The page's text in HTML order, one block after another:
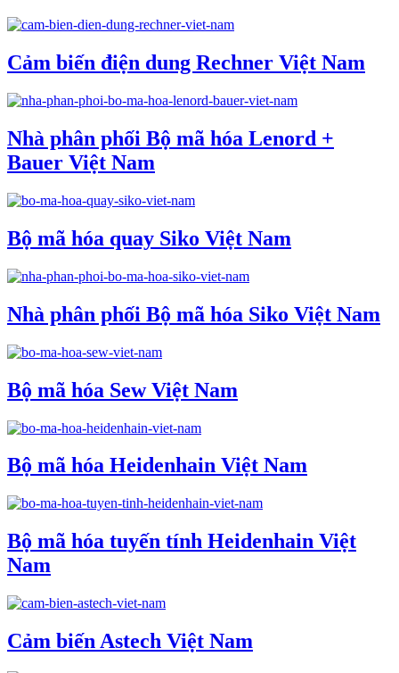
Cảm biến điện dung Rechner Việt Nam
Nhà phân phối Bộ mã hóa Lenord +
Bauer Việt Nam
Bộ mã hóa quay Siko Việt Nam
Nhà phân phối Bộ mã hóa Siko Việt Nam
Bộ mã hóa Sew Việt Nam
Bộ mã hóa Heidenhain Việt Nam
Bộ mã hóa tuyến tính Heidenhain Việt
Nam
Cảm biến Astech Việt Nam